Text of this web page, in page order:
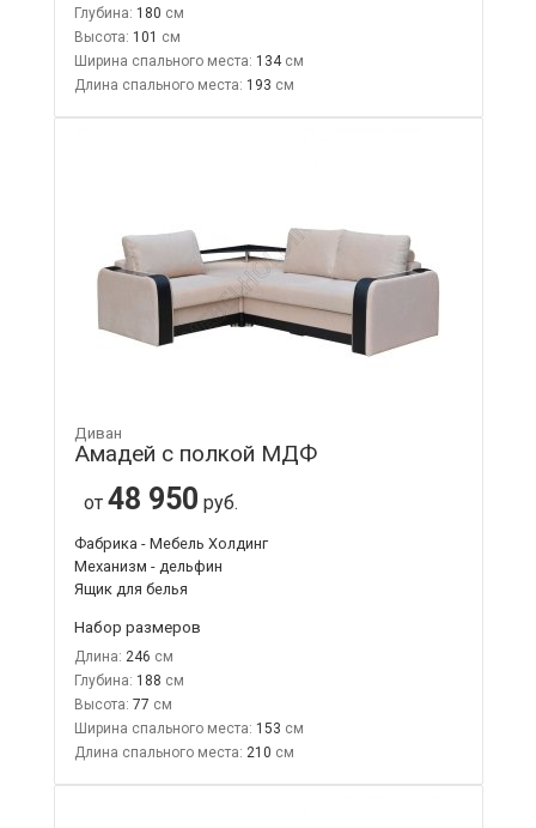
Глубина: 180
Высота: 101
Ширина спального места: 134
Длина спального места: 193
Диван
Амадей с полкой МДФ
от 48 950 руб.
Фабрика - Мебель Холдинг
Механизм - дельфин
Ящик для белья
Набор размеров
Длина: 246
Глубина: 188
Высота: 77
Ширина спального места: 153
Длина спального места: 210